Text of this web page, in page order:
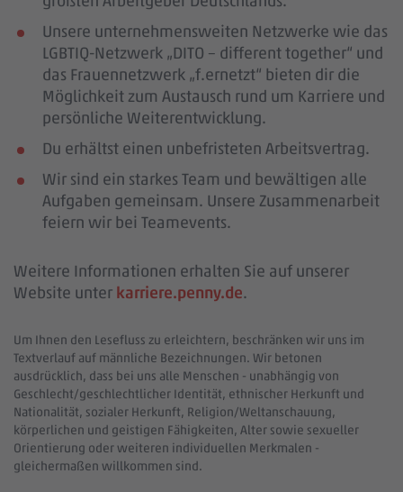
Unsere unternehmensweiten Netzwerke wie das
LGBTIQ-Netzwerk „DITO – different together“ und
das Frauennetzwerk „f.ernetzt“ bieten dir die
Möglichkeit zum Austausch rund um Karriere und
persönliche Weiterentwicklung.
Du erhältst einen unbefristeten Arbeitsvertrag.
Wir sind ein starkes Team und bewältigen alle
Aufgaben gemeinsam. Unsere Zusammenarbeit
feiern wir bei Teamevents.
Weitere Informationen erhalten Sie auf unserer
Website unter karriere.penny.de.
Um Ihnen den Lesefluss zu erleichtern, beschränken wir uns im
Textverlauf auf männliche Bezeichnungen. Wir betonen
ausdrücklich, dass bei uns alle Menschen - unabhängig von
Geschlecht/geschlechtlicher Identität, ethnischer Herkunft und
Nationalität, sozialer Herkunft, Religion/Weltanschauung,
körperlichen und geistigen Fähigkeiten, Alter sowie sexueller
Orientierung oder weiteren individuellen Merkmalen -
gleichermaßen willkommen sind.